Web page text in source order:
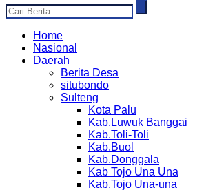
Home
Nasional
Daerah
Berita Desa
situbondo
Sulteng
Kota Palu
Kab.Luwuk Banggai
Kab.Toli-Toli
Kab.Buol
Kab.Donggala
Kab Tojo Una Una
Kab.Tojo Una-una